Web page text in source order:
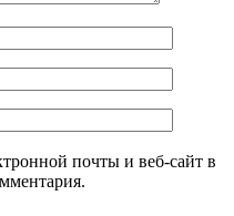
почты и веб-сайт в